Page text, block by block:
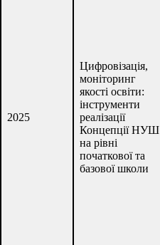
2025
Цифровізація,
моніторинг
якості освіти:
інструменти
реалізації
Концепції НУШ
на рівні
початкової та
базової школи